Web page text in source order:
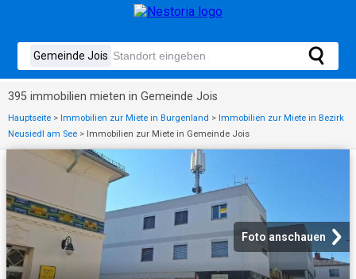
395 immobilien mieten in Gemeinde Jois
Hauptseite > Immobilien zur Miete in Burgenland > Immobilien zur Miete in Bezirk
Neusiedl am See > Immobilien zur Miete in Gemeinde Jois
Foto anschauen